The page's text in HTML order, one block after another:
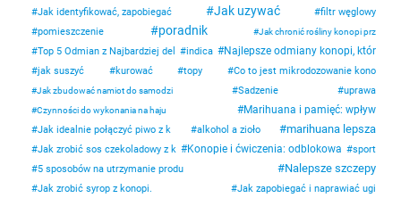
Jak identyfikować, zapobiegać
Jak uzywać
filtr węglowy
pomieszczenie
poradnik Jak chronić rośliny konopi prz
Top 5 Odmian z Najbardziej del indica Najlepsze odmiany konopi, któr
jak suszyć kurować topy Co to jest mikrodozowanie kono
Jak zbudować namiot do samodzi Sadzenie uprawa
Czynności do wykonania na haju Marihuana i pamięć: wpływ
Jak idealnie połączyć piwo z k alkohol a zioło marihuana lepsza
Jak zrobić sos czekoladowy z k Konopie i ćwiczenia: odblokowa
sport
5 sposobów na utrzymanie produ
Nalepsze szczepy
Jak zrobić syrop z konopi. Jak zapobiegać i naprawiać ugi